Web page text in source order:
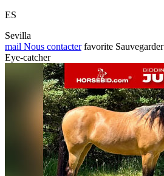
ES
Sevilla
mail Nous contacter favorite Sauvegarder
Eye-catcher